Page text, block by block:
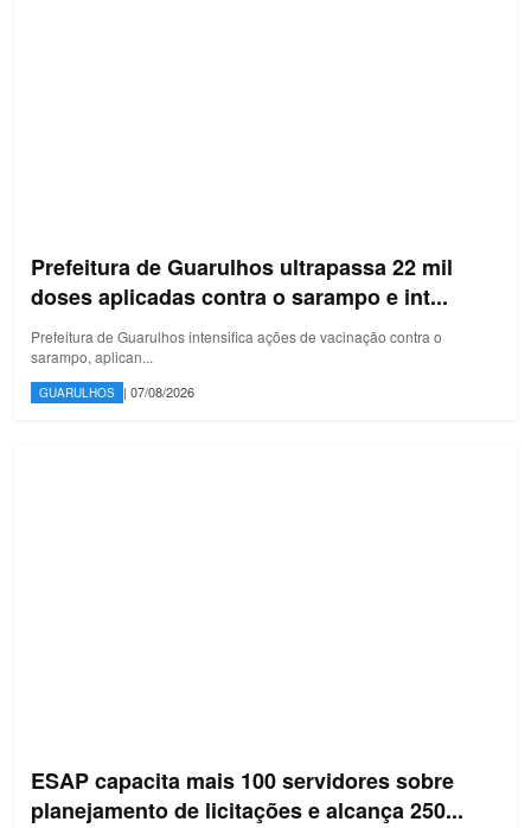
Prefeitura de Guarulhos ultrapassa 22 mil
doses aplicadas contra o sarampo e int...
Prefeitura de Guarulhos intensifica ações de vacinação contra o
sarampo, aplican...
GUARULHOS | 07/08/2026
ESAP capacita mais 100 servidores sobre
planejamento de licitações e alcança 250...